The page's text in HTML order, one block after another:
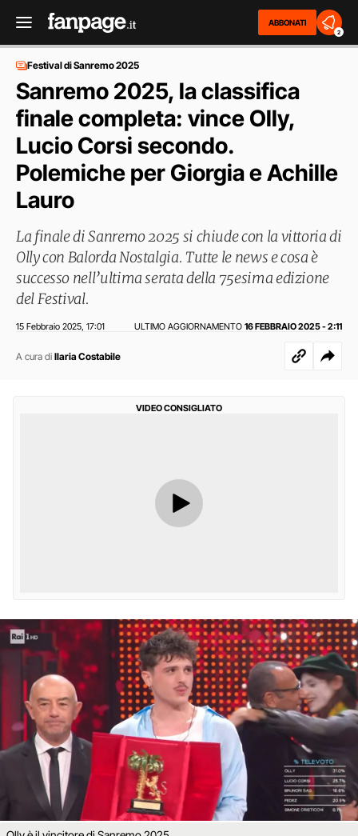
ABBONATI
2
Festival di Sanremo 2025
Sanremo 2025, la classifica
finale completa: vince Olly,
Lucio Corsi secondo.
Polemiche per Giorgia e Achille
Lauro
La finale di Sanremo 2025 si chiude con la vittoria di
Olly con Balorda Nostalgia. Tutte le news e cosa è
successo nell’ultima serata della 75esima edizione
del Festival.
15 Febbraio 2025 17:01 ULTIMO AGGIORNAMENTO 16 FEBBRAIO 2025 - 2:11
A cura di Ilaria Costabile
VIDEO CONSIGLIATO